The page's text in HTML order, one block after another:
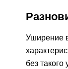
Уширение
без